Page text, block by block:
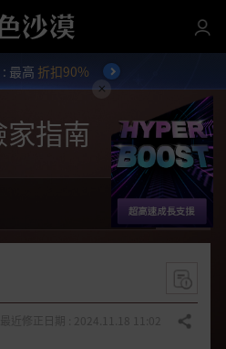
最高 折扣90%
家指南
分享